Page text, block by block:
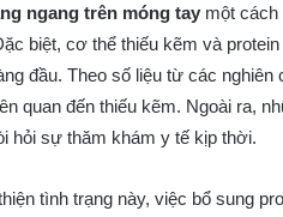
ngang trên móng tay một cách
biệt, cơ thể thiếu kẽm và
đầu. Theo số liệu từ các
quan đến thiếu kẽm. Ngoài ra,
hỏi sự thăm khám y tế kịp thời.
tình trạng này, việc bổ sung